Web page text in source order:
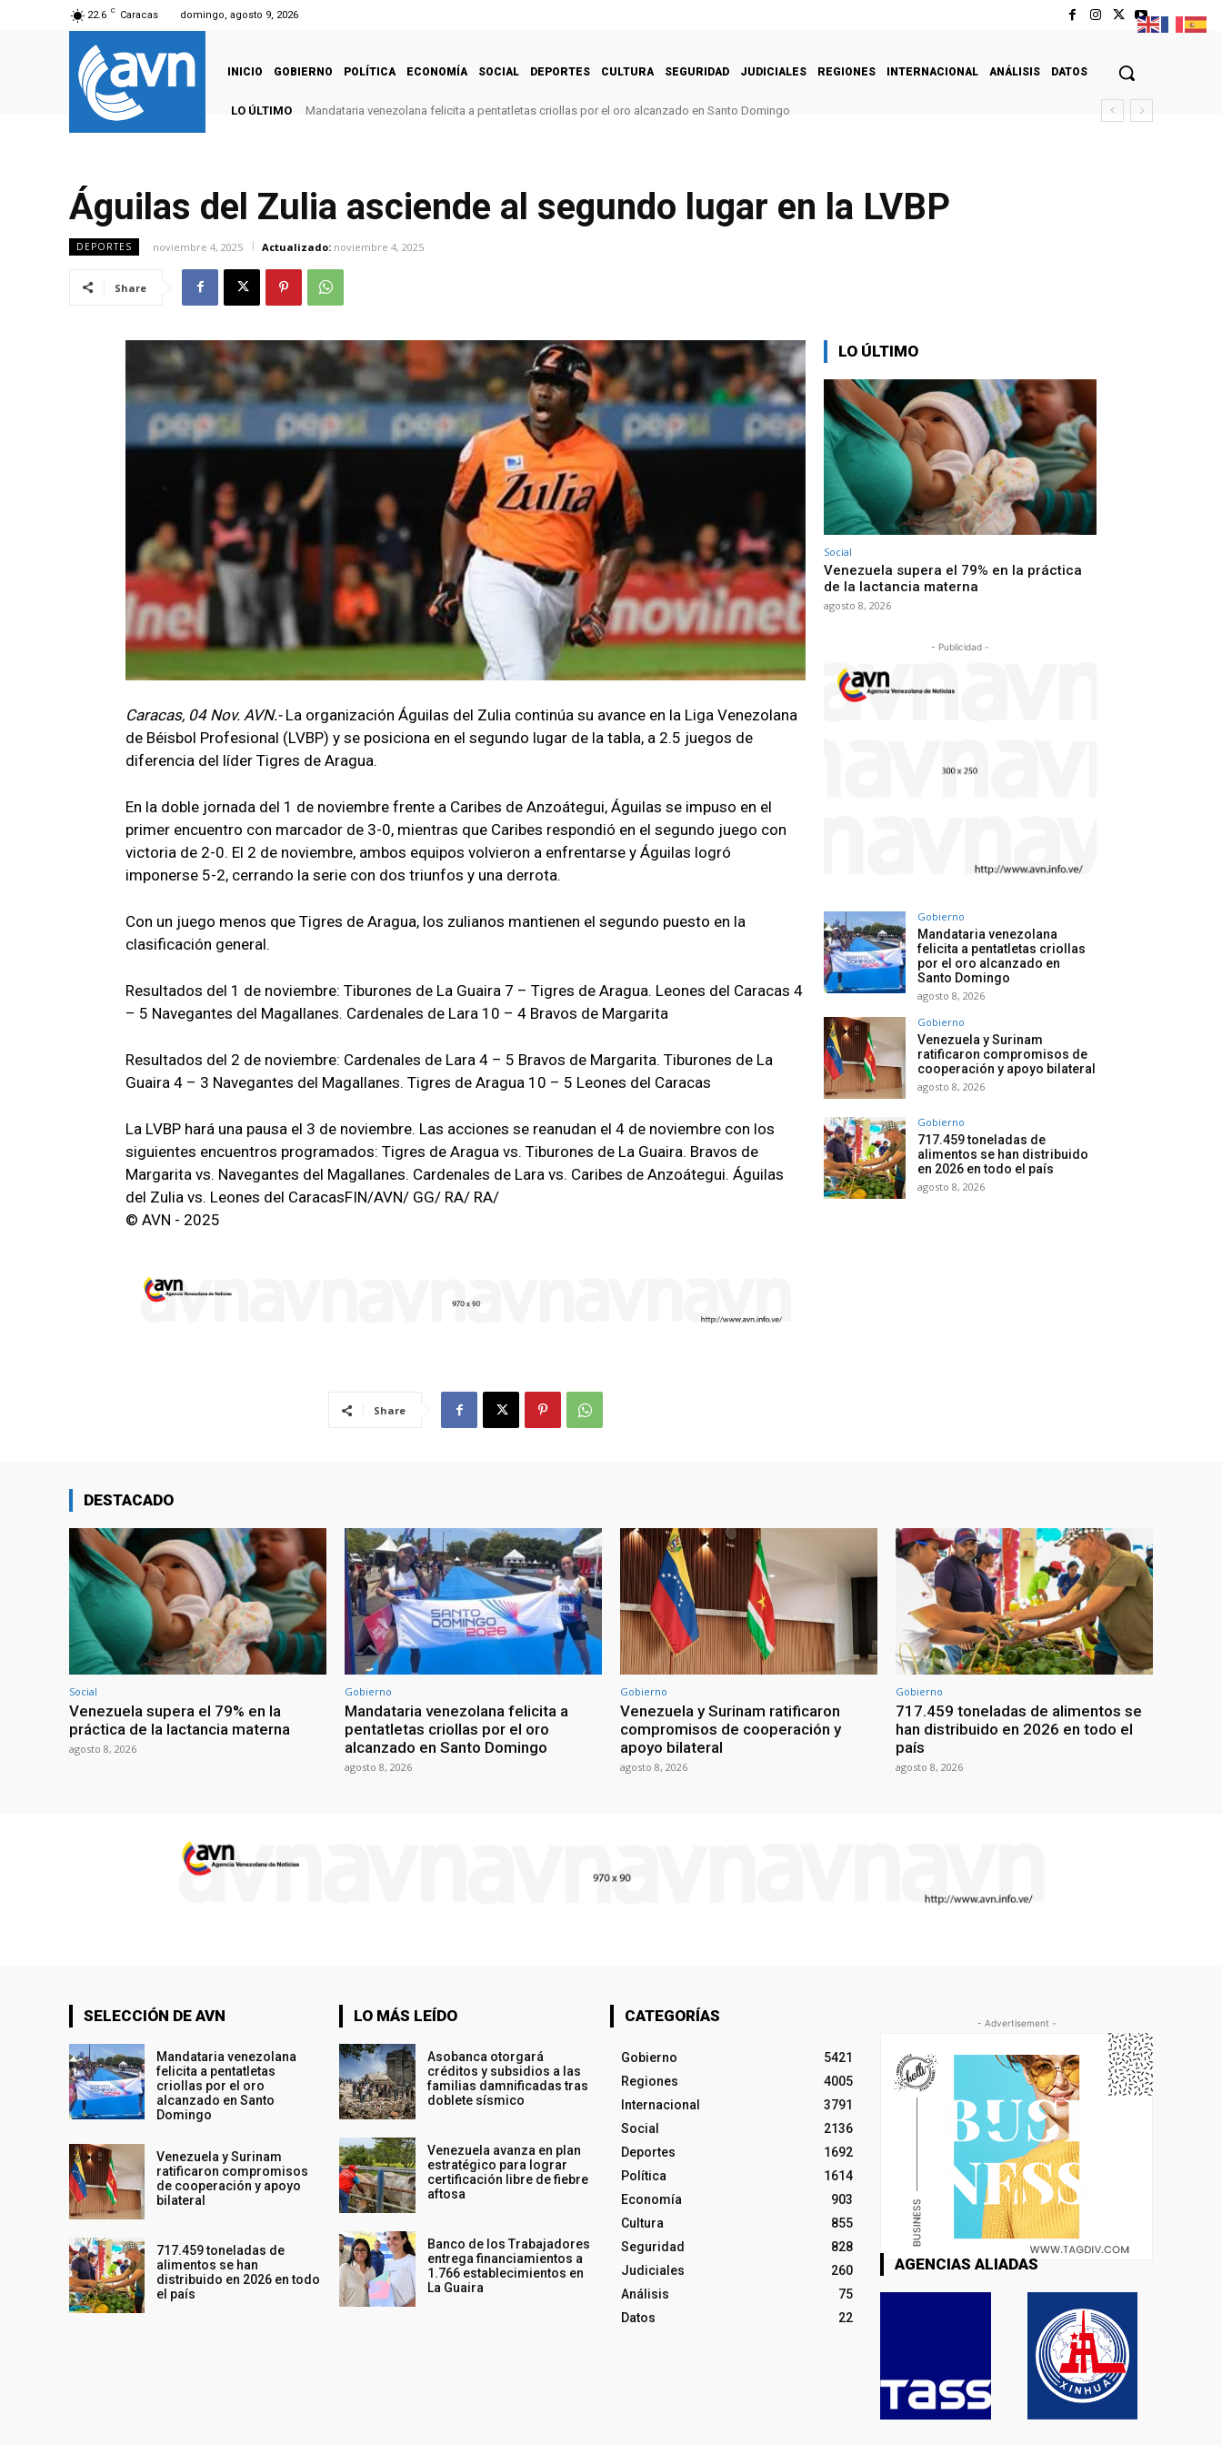
22.6 C Caracas domingo, agosto 9, 2026
INICIO GOBIERNO POLÍTICA ECONOMÍA SOCIAL DEPORTES CULTURA SEGURIDAD JUDICIALES REGIONES INTERNACIONAL ANÁLISIS DATOS
LO ÚLTIMO Mandataria venezolana felicita a pentatletas criollas por el oro alcanzado en Santo Domingo
Águilas del Zulia asciende al segundo lugar en la LVBP
DEPORTES noviembre 4, 2025 Actualizado: noviembre 4, 2025
Share
Caracas, 04 Nov. AVN.- La organización Águilas del Zulia continúa su avance en la Liga Venezolana
de Béisbol Profesional (LVBP) y se posiciona en el segundo lugar de la tabla, a 2.5 juegos de
diferencia del líder Tigres de Aragua.
En la doble jornada del 1 de noviembre frente a Caribes de Anzoátegui, Águilas se impuso en el
primer encuentro con marcador de 3-0, mientras que Caribes respondió en el segundo juego con
victoria de 2-0. El 2 de noviembre, ambos equipos volvieron a enfrentarse y Águilas logró
imponerse 5-2, cerrando la serie con dos triunfos y una derrota.
Con un juego menos que Tigres de Aragua, los zulianos mantienen el segundo puesto en la
clasificación general.
Resultados del 1 de noviembre: Tiburones de La Guaira 7 – Tigres de Aragua. Leones del Caracas 4
– 5 Navegantes del Magallanes. Cardenales de Lara 10 – 4 Bravos de Margarita
Resultados del 2 de noviembre: Cardenales de Lara 4 – 5 Bravos de Margarita. Tiburones de La
Guaira 4 – 3 Navegantes del Magallanes. Tigres de Aragua 10 – 5 Leones del Caracas
La LVBP hará una pausa el 3 de noviembre. Las acciones se reanudan el 4 de noviembre con los
siguientes encuentros programados: Tigres de Aragua vs. Tiburones de La Guaira. Bravos de
Margarita vs. Navegantes del Magallanes. Cardenales de Lara vs. Caribes de Anzoátegui. Águilas
del Zulia vs. Leones del CaracasFIN/AVN/ GG/ RA/ RA/
© AVN - 2025
Share
LO ÚLTIMO
Social
Venezuela supera el 79% en la práctica
de la lactancia materna
agosto 8, 2026
- Publicidad -
Gobierno
Mandataria venezolana
felicita a pentatletas criollas
por el oro alcanzado en
Santo Domingo
agosto 8, 2026
Gobierno
Venezuela y Surinam
ratificaron compromisos de
cooperación y apoyo bilateral
agosto 8, 2026
Gobierno
717.459 toneladas de
alimentos se han distribuido
en 2026 en todo el país
agosto 8, 2026
DESTACADO
Social
Venezuela supera el 79% en la
práctica de la lactancia materna
agosto 8, 2026
Gobierno
Mandataria venezolana felicita a
pentatletas criollas por el oro
alcanzado en Santo Domingo
agosto 8, 2026
Gobierno
Venezuela y Surinam ratificaron
compromisos de cooperación y
apoyo bilateral
agosto 8, 2026
Gobierno
717.459 toneladas de alimentos se
han distribuido en 2026 en todo el
país
agosto 8, 2026
SELECCIÓN DE AVN
Mandataria venezolana
felicita a pentatletas
criollas por el oro
alcanzado en Santo
Domingo
Venezuela y Surinam
ratificaron compromisos
de cooperación y apoyo
bilateral
717.459 toneladas de
alimentos se han
distribuido en 2026 en todo
el país
LO MÁS LEÍDO
Asobanca otorgará
créditos y subsidios a las
familias damnificadas tras
doblete sísmico
Venezuela avanza en plan
estratégico para lograr
certificación libre de fiebre
aftosa
Banco de los Trabajadores
entrega financiamientos a
1.766 establecimientos en
La Guaira
CATEGORÍAS
Gobierno
5421
Regiones
4005
Internacional
3791
Social
2136
Deportes
1692
Política
1614
Economía
903
Cultura
855
Seguridad
828
Judiciales
260
Análisis
75
Datos
22
- Advertisement -
AGENCIAS ALIADAS